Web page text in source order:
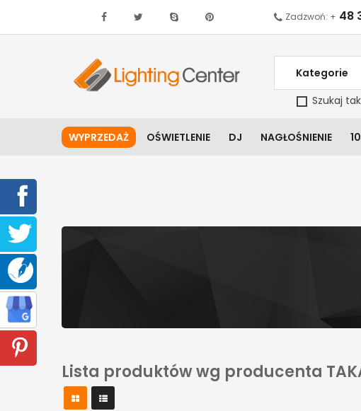
Kategorie
Szukaj
Zadzwoń: + 48
WYPRZEDAŻ OŚWIETLENIE DJ NAGŁOŚNIENIE
Lista produktów wg producenta